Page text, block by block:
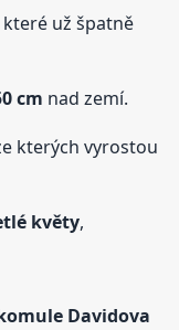
které už špatně
cm nad zemí.
kterých vyrostou
květy,
Davidova